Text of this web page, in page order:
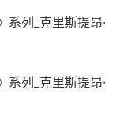
列_克里斯提昂·
列_克里斯提昂·